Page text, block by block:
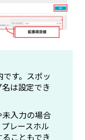
です。スポッ
は設定でき
未入力の場合
レースホル
こともでき